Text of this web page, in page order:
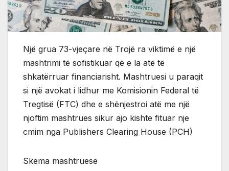
Një grua 73-vjeçare në Trojë ra viktimë e një
mashtrimi të sofistikuar që e la atë të
shkatërruar financiarisht. Mashtruesi u paraqit
si një avokat i lidhur me Komisionin Federal të
Tregtisë (FTC) dhe e shënjestroi atë me një
njoftim mashtrues sikur ajo kishte fituar nje
cmim nga Publishers Clearing House (PCH)
Skema mashtruese